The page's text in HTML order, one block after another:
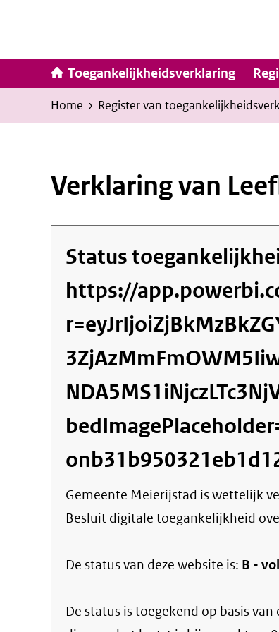
inhoud
Toegankelijkheidsverklaring
Kruimelpad
U
bevindt
Home › Register van
Verklaring van
Status
https://
Gemeente Meierijstad is wettelijk
Besluit digitale toegankelijkheid
De status van deze website is: B -
De status is toegekend op basis